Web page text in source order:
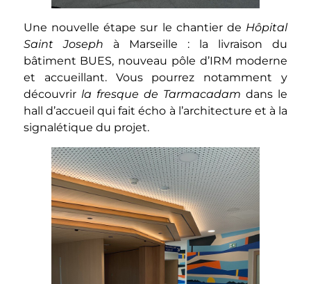
Une nouvelle étape sur le chantier de Hôpital
Saint Joseph à Marseille : la livraison du
bâtiment BUES, nouveau pôle d’IRM moderne
et accueillant. Vous pourrez notamment y
découvrir la fresque de Tarmacadam dans le
hall d’accueil qui fait écho à l’architecture et à la
signalétique du projet.